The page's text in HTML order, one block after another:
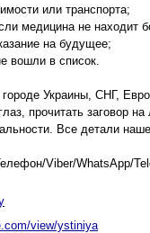
или транспорта;
медицина не находит
на будущее;
вошли в список.
Украины, СНГ,
прочитать заговор
Все детали
Viber/WhatsApp/
view/ystiniya